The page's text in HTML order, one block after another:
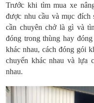
Trước khi tìm mua xe
được nhu cầu và mục đích
cần chuyên chở là gì và
đóng trong thùng hay
khác nhau, cách đóng gói
chuyển khác nhau và lựa
nhau.